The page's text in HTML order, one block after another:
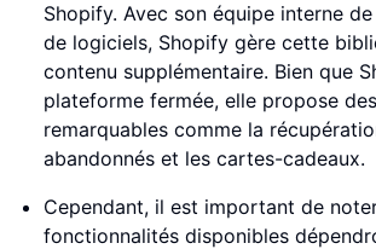
Shopify. Avec son équipe interne
de logiciels, Shopify gère cette
contenu supplémentaire. Bien que
plateforme fermée, elle propose
remarquables comme la
abandonnés et les cartes-cadeaux.
Cependant, il est important de
fonctionnalités disponibles